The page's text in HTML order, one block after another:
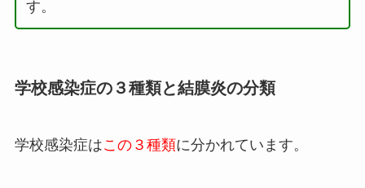
す。
学校感染症の３種類と結膜炎の分類
学校感染症はこの３種類に分かれています。